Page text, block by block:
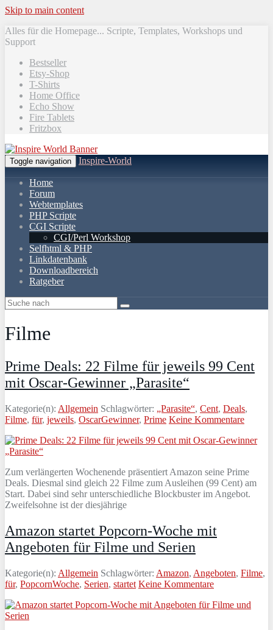
Skip to main content
Alles für die Homepage... Scripte, Templates, Workshops und
Support
Bestseller
Etsy-Shop
T-Shirts
Home Office
Echo Show
Fire Tablets
Fritzbox
Toggle navigation Inspire-World
Home
Forum
Webtemplates
PHP Scripte
CGI Scripte
CGI/Perl Workshop
Selfhtml & PHP
Linkdatenbank
Downloadbereich
Ratgeber
Filme
Prime Deals: 22 Filme für jeweils 99 Cent
mit Oscar-Gewinner „Parasite“
Kategorie(n): Allgemein Schlagwörter: „Parasite“, Cent, Deals,
Filme, für, jeweils, OscarGewinner, Prime Keine Kommentare
Zum verlängerten Wochenende präsentiert Amazon seine Prime
Deals. Diesmal sind gleich 22 Filme zum Ausleihen (99 Cent) am
Start. Dabei sind sehr unterschiedliche Blockbuster im Angebot.
Zweifelsohne ist der diesjährige
Amazon startet Popcorn-Woche mit
Angeboten für Filme und Serien
Kategorie(n): Allgemein Schlagwörter: Amazon, Angeboten, Filme,
für, PopcornWoche, Serien, startet Keine Kommentare